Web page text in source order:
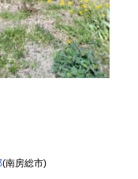
(南房総市)